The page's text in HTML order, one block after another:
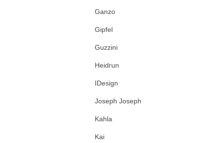
Ganzo
Gipfel
Guzzini
Heidrun
IDesign
Joseph Joseph
Kahla
Kai